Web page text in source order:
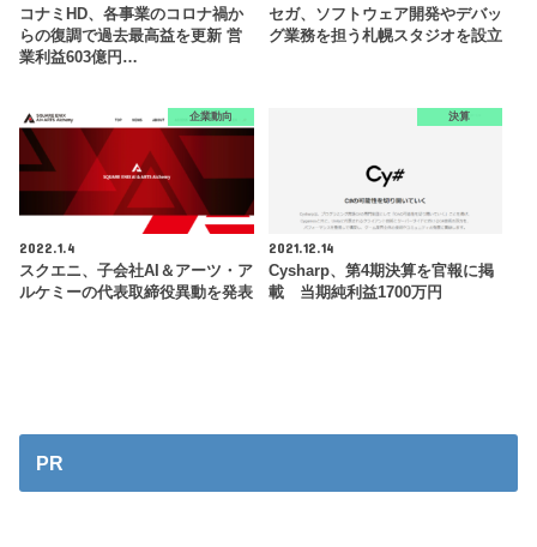
コナミHD、各事業のコロナ禍か
らの復調で過去最高益を更新 営
業利益603億円…
セガ、ソフトウェア開発やデバッ
グ業務を担う札幌スタジオを設立
企業動向
2022.1.4
スクエニ、子会社AI＆アーツ・ア
ルケミーの代表取締役異動を発表
決算
2021.12.14
Cysharp、第4期決算を官報に掲
載 当期純利益1700万円
PR